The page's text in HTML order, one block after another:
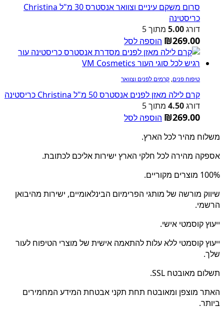
סרום משקם עיניים וצוואר אנסטרס 30 מ"ל Christina
כריסטינה
דורג5.00 מתוך 5
₪269.00 הוספה לסל
טיפוח פנים, קרמים לפנים וצוואר
קרם לילה מאזן לפנים אנסטרס 50 מ"ל Christina כריסטינה
דורג4.50 מתוך 5
₪269.00
הוספה לסל
משלוח מהיר לכל הארץ.
אספקה מהירה לכל חלקי הארץ ישירות אליכם לכתובת.
100% מוצרים מקוריים.
שיווק מורשה של מותגי הפרימיום הבינלאומיים, ישירות מהיבואן
הרשמי.
ייעוץ קוסמטי אישי.
ייעוץ קוסמטי ללא עלות להתאמה אישית של מוצרי הטיפוח לעור
שלך.
תשלום מאובטח SSL.
האתר מוצפן ומאובטח תחת תקני אבטחת המידע המחמירים
ביותר.